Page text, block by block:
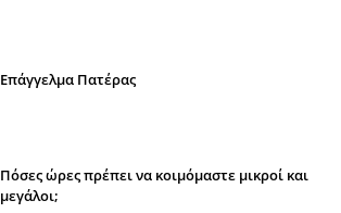
Επάγγελμα Πατέρας
Πόσες ώρες πρέπει να κοιμόμαστε μικροί και
μεγάλοι;